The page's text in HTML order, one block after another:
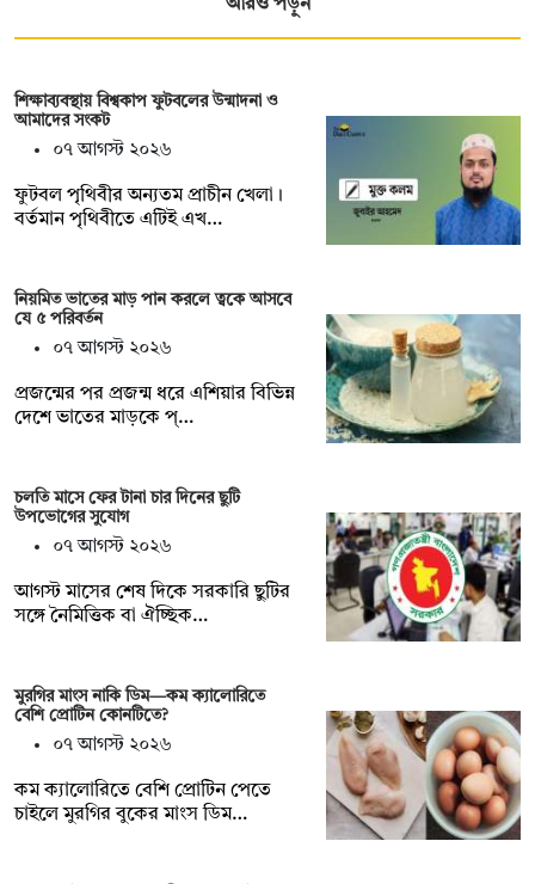
আরও পড়ুন
শিক্ষাব্যবস্থায় বিশ্বকাপ ফুটবলের উন্মাদনা ও
আমাদের সংকট
০৭ আগস্ট ২০২৬
ফুটবল পৃথিবীর অন্যতম প্রাচীন খেলা।
বর্তমান পৃথিবীতে এটিই এখ…
নিয়মিত ভাতের মাড় পান করলে ত্বকে আসবে
যে ৫ পরিবর্তন
০৭ আগস্ট ২০২৬
প্রজন্মের পর প্রজন্ম ধরে এশিয়ার বিভিন্ন
দেশে ভাতের মাড়কে প্…
চলতি মাসে ফের টানা চার দিনের ছুটি
উপভোগের সুযোগ
০৭ আগস্ট ২০২৬
আগস্ট মাসের শেষ দিকে সরকারি ছুটির
সঙ্গে নৈমিত্তিক বা ঐচ্ছিক…
মুরগির মাংস নাকি ডিম—কম ক্যালোরিতে
বেশি প্রোটিন কোনটিতে?
০৭ আগস্ট ২০২৬
কম ক্যালোরিতে বেশি প্রোটিন পেতে
চাইলে মুরগির বুকের মাংস ডিম…